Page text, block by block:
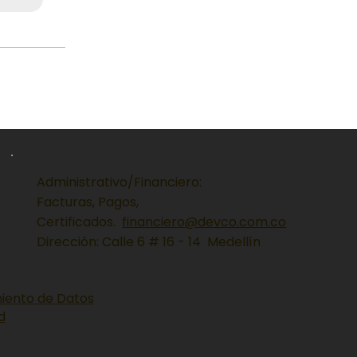
Administrativo/Financiero:
Facturas, Pagos,
Certificados. financiero@devco.com.co
Dirección: Calle 6 # 16 - 14 Medellín
de Datos